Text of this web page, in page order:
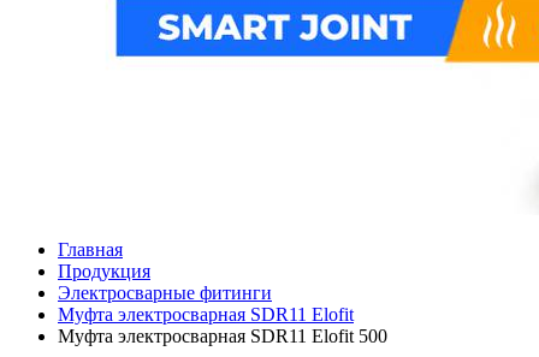
Главная
Продукция
Электросварные фитинги
Муфта электросварная SDR11 Elofit
Муфта электросварная SDR11 Elofit 500